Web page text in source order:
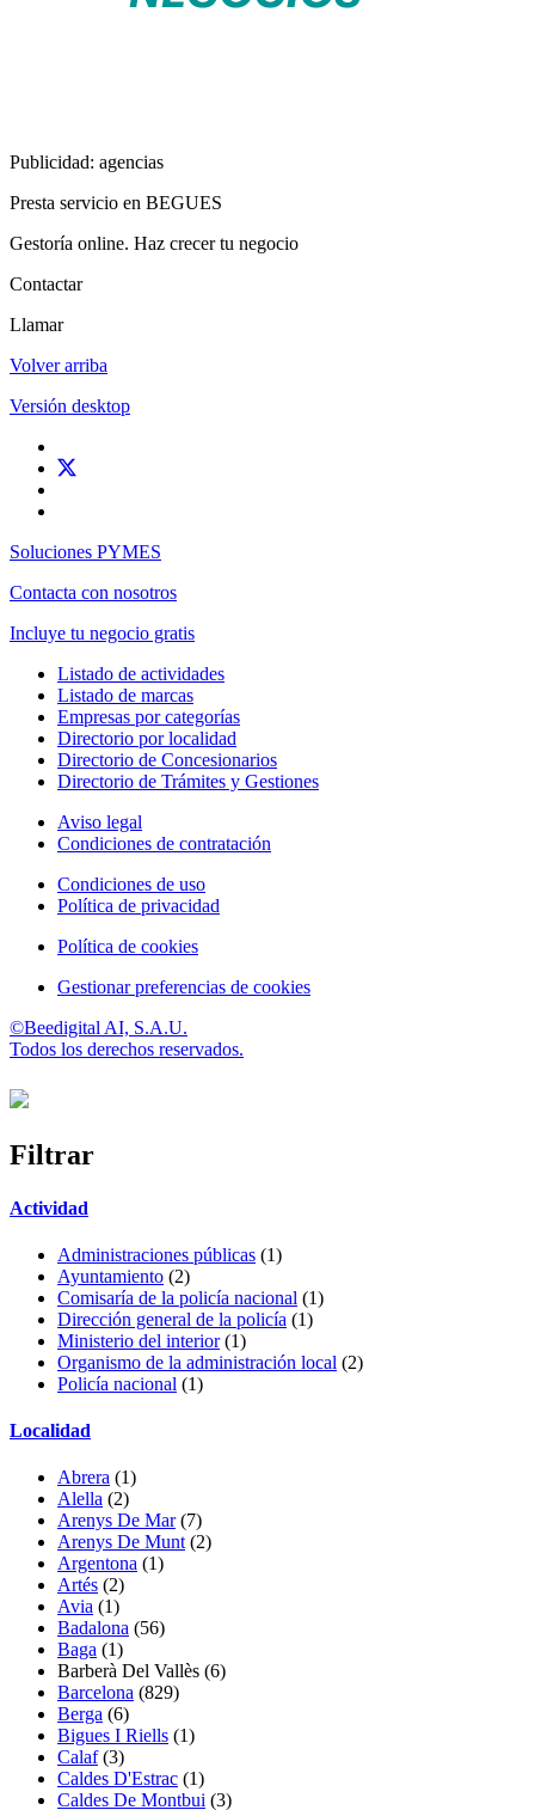
Publicidad: agencias
Presta servicio en BEGUES
Gestoría online. Haz crecer tu negocio
Contactar
Llamar
Volver arriba
Versión desktop
Soluciones PYMES
Contacta con nosotros
Incluye tu negocio gratis
Listado de actividades
Listado de marcas
Empresas por categorías
Directorio por localidad
Directorio de Concesionarios
Directorio de Trámites y Gestiones
Aviso legal
Condiciones de contratación
Condiciones de uso
Política de privacidad
Política de cookies
Gestionar preferencias de cookies
©Beedigital AI, S.A.U.
Todos los derechos reservados.
Filtrar
Actividad
Administraciones públicas (1)
Ayuntamiento (2)
Comisaría de la policía nacional (1)
Dirección general de la policía (1)
Ministerio del interior(1)
Organismo de la administración local (2)
Policía nacional (1)
Localidad
Abrera (1)
Alella (2)
Arenys De Mar(7)
Arenys De Munt(2)
Argentona (1)
Artés (2)
Avia (1)
Badalona (56)
Baga (1)
Barberà Del Vallès (6)
Barcelona (829)
Berga (6)
Bigues I Riells (1)
Calaf(3)
Caldes D'Estrac (1)
Caldes De Montbui (3)